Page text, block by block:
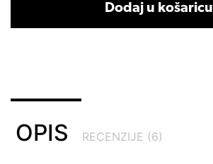
Dodaj u košaricu
OPIS RECENZIJE (6)